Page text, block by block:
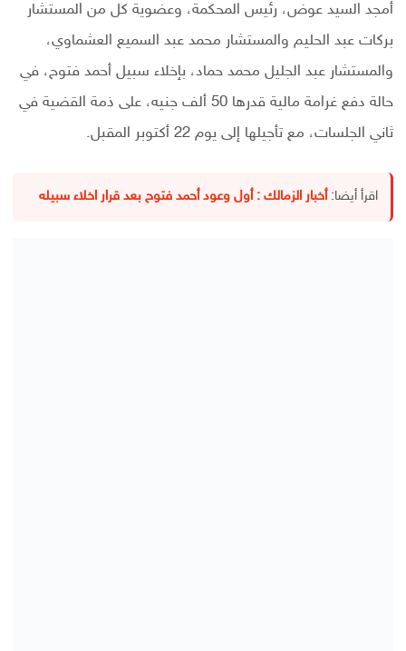
أمجد السيد عوض، رئيس المحكمة، وعضوية كل من المستشار
بركات عبد الحليم والمستشار محمد عبد السميع العشماوي،
والمستشار عبد الجليل محمد حماد، بإخلاء سبيل أحمد فتوح، في
حالة دفع غرامة مالية قدرها 50 ألف جنيه، على ذمة القضية في
ثاني الجلسات، مع تأجيلها إلى يوم 22 أكتوبر المقبل.
اقرأ أيضا: أخبار الزمالك : أول وعود أحمد فتوح بعد قرار اخلاء سبيله